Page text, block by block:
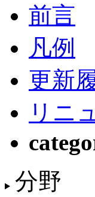
前言
凡例
更新
リニ
分野